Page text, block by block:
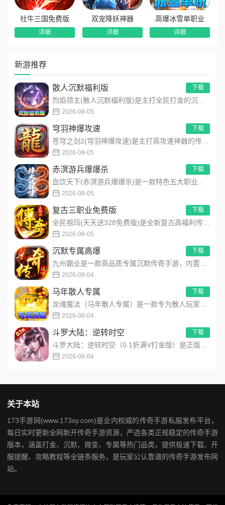
新游推荐
散人沉默福利版
2026-08-05
下载
穹羽神爆攻速
2026-08-05
下载
赤溟游兵爆爆杀
2026-08-05
下载
复古三职业免费版
2026-08-05
下载
沉默专属高爆
2026-08-04
下载
马年散人专属
2026-08-04
下载
斗罗大陆：逆转时空
2026-08-04
下载
社牛三国免费版
详细
双宠降妖神器
详细
高爆冰雪单职业
详细
关于本站
173手游网(www.173sy.com)是业内权威的传奇手游私服发布平台，
每日实时更新全网新开传奇手游资源，严选各类正规稳定的传奇手游
版本，涵盖打金、沉默、微变、专属等热门品类，提供极速下载、开
服提醒、攻略教程等全链条服务，是玩家公认靠谱的传奇手游发布网
站。